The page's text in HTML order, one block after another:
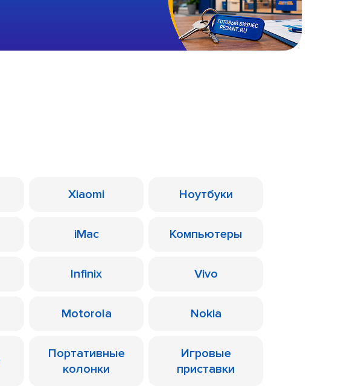
Xiaomi Ноутбуки
iMac Компьютеры
Infinix Vivo
Motorola Nokia
Портативные
колонки
Игровые
приставки